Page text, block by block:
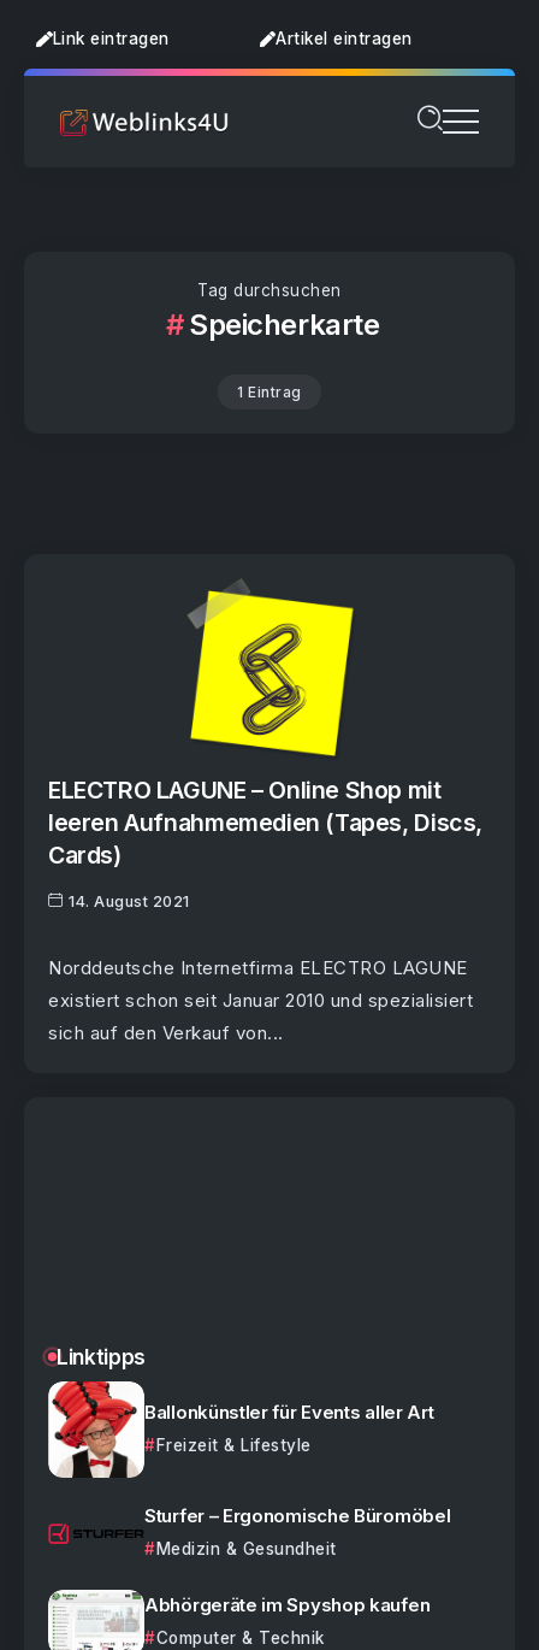
Link eintragen Artikel eintragen
Tag durchsuchen
Speicherkarte
1 Eintrag
ELECTRO LAGUNE – Online Shop mit
leeren Aufnahmemedien (Tapes, Discs,
Cards)
14. August 2021
Norddeutsche Internetfirma ELECTRO LAGUNE
existiert schon seit Januar 2010 und spezialisiert
sich auf den Verkauf von...
Linktipps
Ballonkünstler für Events aller Art
Freizeit & Lifestyle
Sturfer – Ergonomische Büromöbel
Medizin & Gesundheit
Abhörgeräte im Spyshop kaufen
Computer & Technik